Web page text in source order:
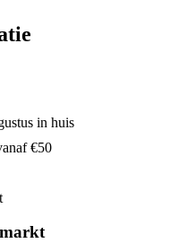
in huis
€50